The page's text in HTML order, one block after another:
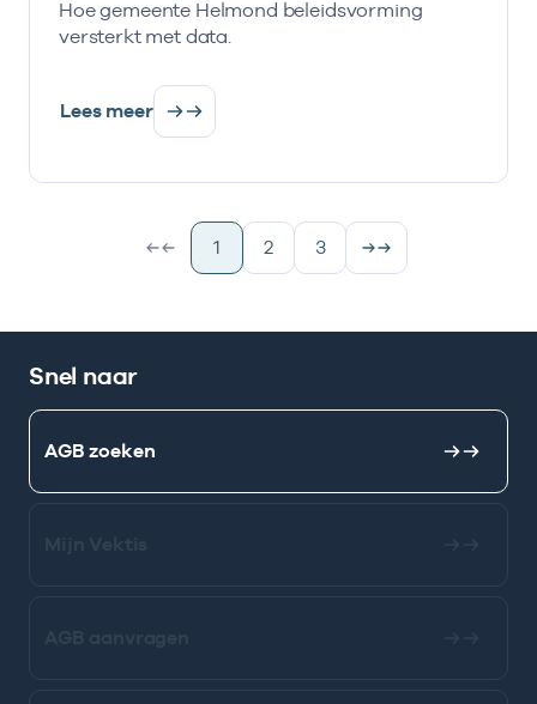
Hoe gemeente Helmond beleidsvorming
versterkt met data.
Lees meer
1 2 3
Snel naar
AGB zoeken